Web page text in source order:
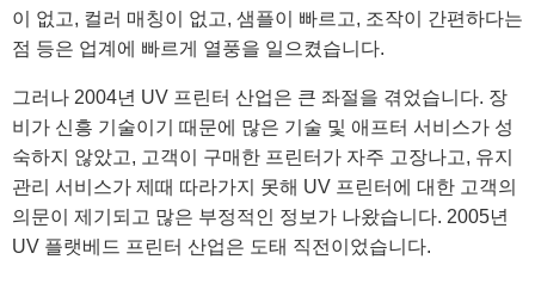
이 없고, 컬러 매칭이 없고, 샘플이 빠르고, 조작이 간편하다는
점 등은 업계에 빠르게 열풍을 일으켰습니다.
그러나 2004년 UV 프린터 산업은 큰 좌절을 겪었습니다. 장
비가 신흥 기술이기 때문에 많은 기술 및 애프터 서비스가 성
숙하지 않았고, 고객이 구매한 프린터가 자주 고장나고, 유지
관리 서비스가 제때 따라가지 못해 UV 프린터에 대한 고객의
의문이 제기되고 많은 부정적인 정보가 나왔습니다. 2005년
UV 플랫베드 프린터 산업은 도태 직전이었습니다.